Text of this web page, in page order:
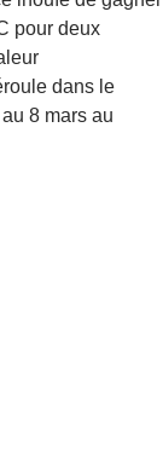
pour deux
dans le
8 mars au